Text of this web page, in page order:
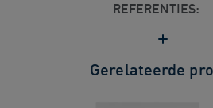
REFERENTIES:
Gerelateerde